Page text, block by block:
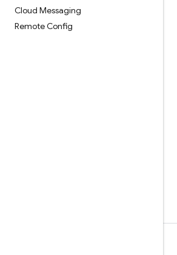
Cloud Messaging
Remote Config